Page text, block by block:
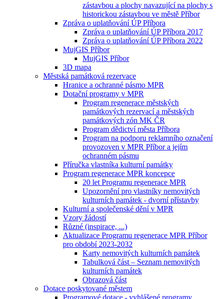
zástavbou a plochy navazující na plochy s
historickou zástavbou ve městě Příbor
Zpráva o uplatňování ÚP Příbora
Zpráva o uplatňování ÚP Příbora 2017
Zpráva o uplatňování ÚP Příbora 2022
MujGIS Příbor
MujGIS Příbor
3D mapa
Městská památková rezervace
Hranice a ochranné pásmo MPR
Dotační programy v MPR
Program regenerace městských
památkových rezervací a městských
památkových zón MK ČR
Program dědictví města Příbora
Program na podporu reklamního označení
provozoven v MPR Příbor a jejím
ochranném pásmu
Příručka vlastníka kulturní památky
Program regenerace MPR koncepce
20 let Programu regenerace MPR
Upozornění pro vlastníky nemovitých
kulturních památek - dvorní přístavby
Kulturní a společenské dění v MPR
Vzory žádostí
Různé (inspirace, ...)
Aktualizace Programu regenerace MPR Příbor
pro období 2023-2032
Karty nemovitých kulturních památek
Tabulková část – Seznam nemovitých
kulturních památek
Obrazová část
Dotace poskytované městem
Programové dotace - vyhlášené programy